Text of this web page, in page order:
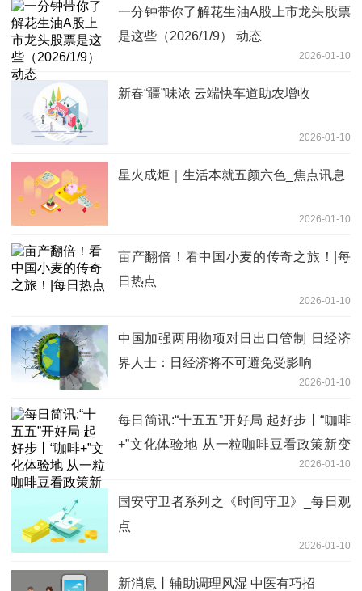
一分钟带你了解花生油A股上市龙头股票
是这些（2026/1/9） 动态
2026-01-10
新春“疆”味浓 云端快车道助农增收
2026-01-10
星火成炬｜生活本就五颜六色_焦点讯息
2026-01-10
亩产翻倍！看中国小麦的传奇之旅！|每
日热点
2026-01-10
中国加强两用物项对日出口管制 日经济
界人士：日经济将不可避免受影响
2026-01-10
每日简讯:“十五五”开好局 起好步丨“咖啡
+”文化体验地 从一粒咖啡豆看政策新变
2026-01-10
国安守卫者系列之《时间守卫》_每日观
点
2026-01-10
新消息丨辅助调理风湿 中医有巧招